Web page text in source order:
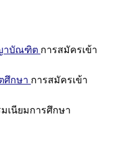
าบัณฑิต การสมัครเข้า
ศึกษา การสมัครเข้า
เนียมการศึกษา